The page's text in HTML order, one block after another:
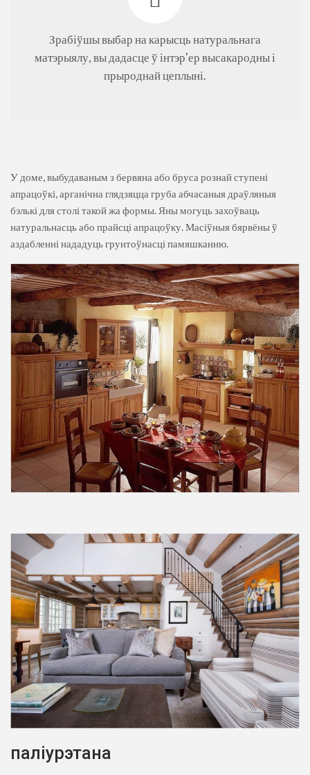
Зрабіўшы выбар на карысць натуральнага
матэрыялу, вы дадасце ў інтэр'ер высакародны і
прыроднай цеплыні.
У доме, выбудаваным з бервяна або бруса рознай ступені
апрацоўкі, арганічна глядзяцца груба абчасаныя драўляныя
бэлькі для столі такой жа формы. Яны могуць захоўваць
натуральнасць або прайсці апрацоўку. Масіўныя бярвёны ў
аздабленні нададуць грунтоўнасці памяшканню.
паліурэтана